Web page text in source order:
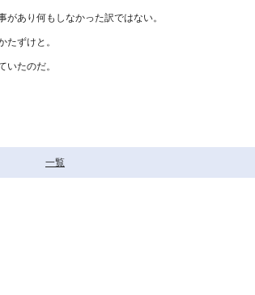
あり何もしなかった訳ではない。
ずけと。
たのだ。
一覧